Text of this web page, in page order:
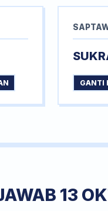
GANTI
13